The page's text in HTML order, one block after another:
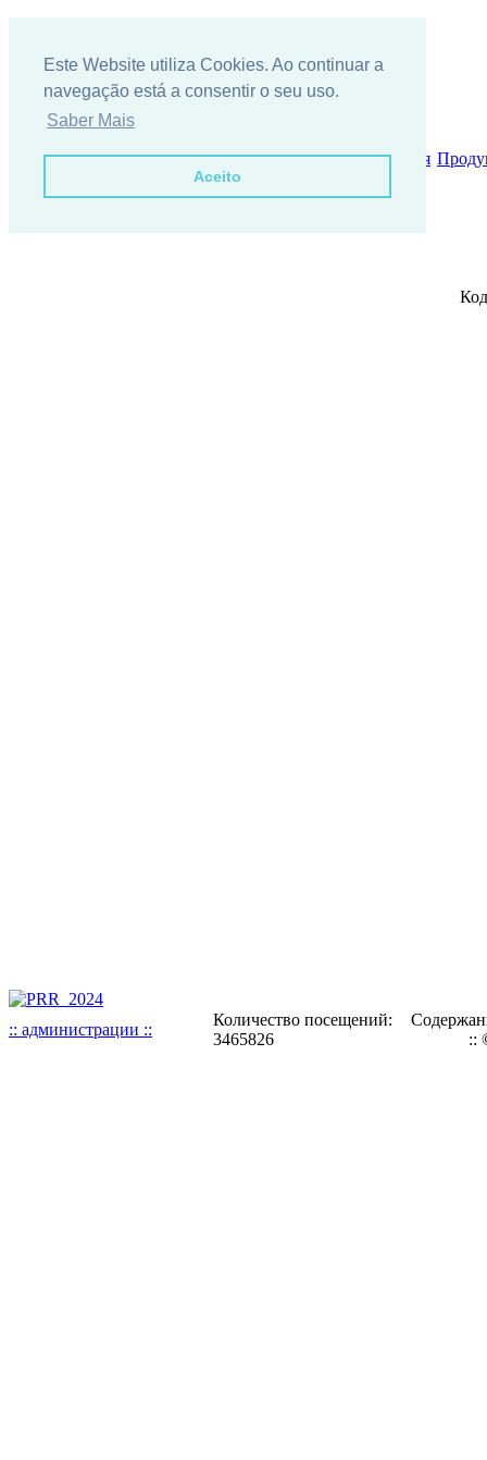
Este Website utiliza Cookies. Ao continuar a
navegação está a consentir o seu uso.
Saber Mais
Aceito
Кто мы? {m_locecon} запрос информации Фотогалерея
:: администрации ::
Количество посещений:
3465826
::